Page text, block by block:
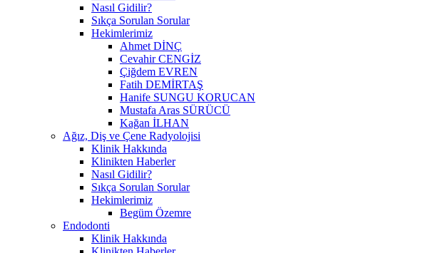
Nasıl Gidilir?
Sıkça Sorulan Sorular
Hekimlerimiz
Ahmet DİNÇ
Cevahir CENGİZ
Çiğdem EVREN
Fatih DEMİRTAŞ
Hanife SUNGU KORUCAN
Mustafa Aras SÜRÜCÜ
Kağan İLHAN
Ağız, Diş ve Çene Radyolojisi
Klinik Hakkında
Klinikten Haberler
Nasıl Gidilir?
Sıkça Sorulan Sorular
Hekimlerimiz
Begüm Özemre
Endodonti
Klinik Hakkında